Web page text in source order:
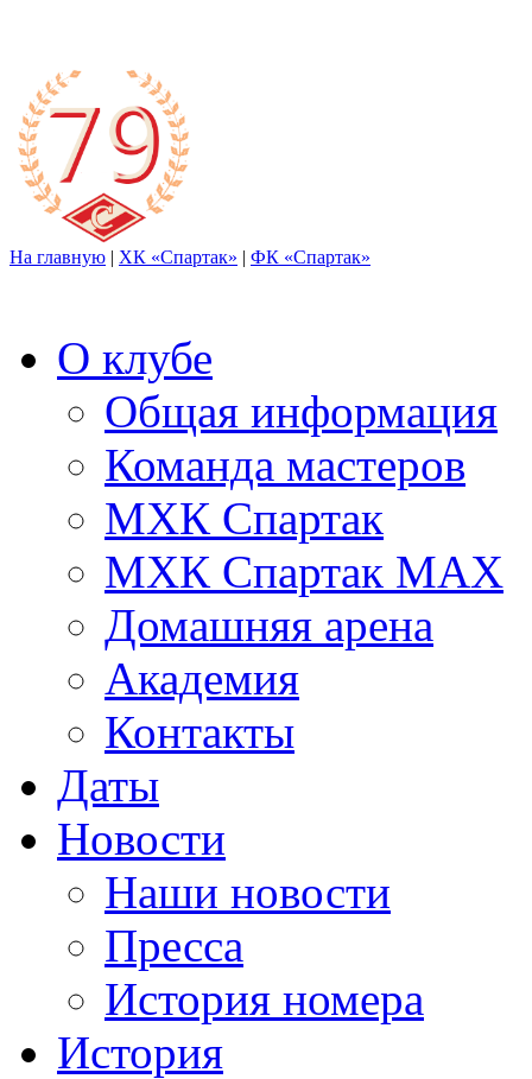
На главную | ХК «Спартак» | ФК «Спартак»
О клубе
Общая информация
Команда мастеров
МХК Спартак
МХК Спартак МАХ
Домашняя арена
Академия
Контакты
Даты
Новости
Наши новости
Пресса
История номера
История